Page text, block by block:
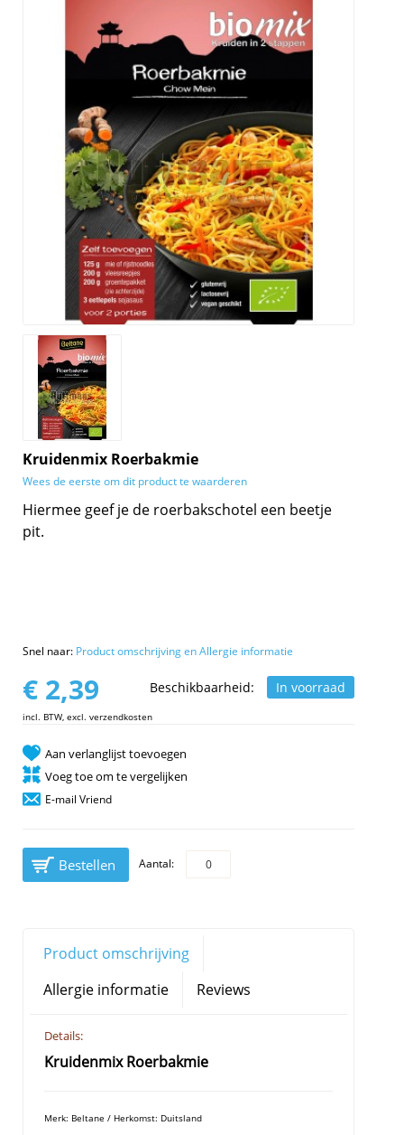
Kruidenmix Roerbakmie
Wees de eerste om dit product te waarderen
Hiermee geef je de roerbakschotel een beetje
pit.
Snel naar: Product omschrijving en Allergie informatie
Beschikbaarheid: In voorraad
€ 2,39
incl. BTW, excl. verzendkosten
Aan verlanglijst toevoegen
Voeg toe om te vergelijken
E-mail Vriend
Bestellen Aantal:
Product omschrijving
Allergie informatie
Reviews
Details:
Kruidenmix Roerbakmie
Merk: Beltane / Herkomst: Duitsland